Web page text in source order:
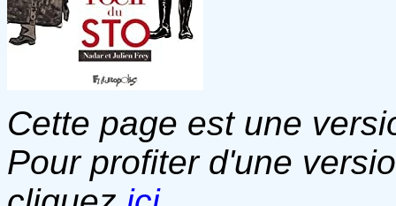
Cette page est une
Pour profiter d'une